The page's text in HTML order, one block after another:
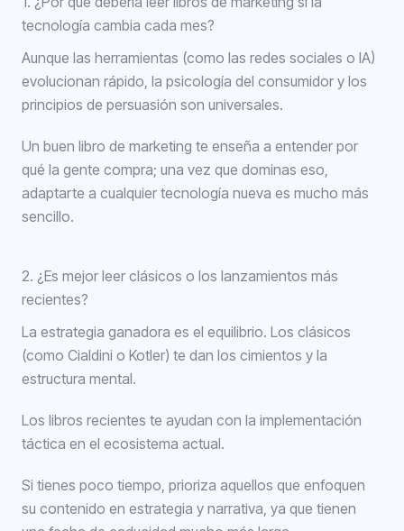
tecnología cambia cada mes?
Aunque las herramientas (como las redes sociales o IA)
evolucionan rápido, la psicología del consumidor y los
principios de persuasión son universales.
Un buen libro de marketing te enseña a entender por
qué la gente compra; una vez que dominas eso,
adaptarte a cualquier tecnología nueva es mucho más
sencillo.
2. ¿Es mejor leer clásicos o los lanzamientos más
recientes?
La estrategia ganadora es el equilibrio. Los clásicos
(como Cialdini o Kotler) te dan los cimientos y la
estructura mental.
Los libros recientes te ayudan con la implementación
táctica en el ecosistema actual.
Si tienes poco tiempo, prioriza aquellos que enfoquen
su contenido en estrategia y narrativa, ya que tienen